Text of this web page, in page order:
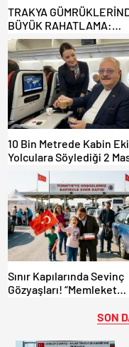
TRAKYA
BÜYÜK RAHATLAMA:
DEREKÖY HAFİF TİCARİ
ARAÇLARA AÇILIYOR!
10 Bin Metrede Kabin
Yolculara Söylediği 2
Sınır Kapılarında Sevinç
Gözyaşları! “Memleket
SON